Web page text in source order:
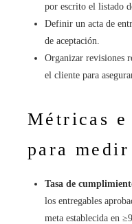
por escrito el listado
Definir un acta de
de aceptación.
Organizar revisiones
el cliente para
Métricas e
para
Tasa de
los entregables
meta establecida en